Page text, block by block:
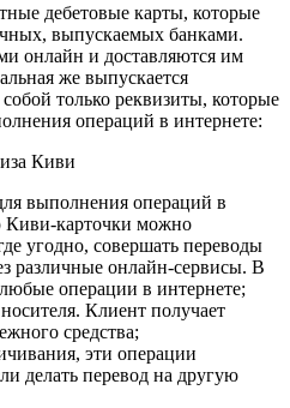
дебетовые карты, которые
выпускаемых банками.
онлайн и доставляются им
же выпускается
только реквизиты, которые
операций в интернете:
Киви
выполнения операций в
карточки можно
угодно, совершать переводы
различные онлайн-сервисы. В
операции в интернете;
Клиент получает
средства;
эти операции
делать перевод на другую